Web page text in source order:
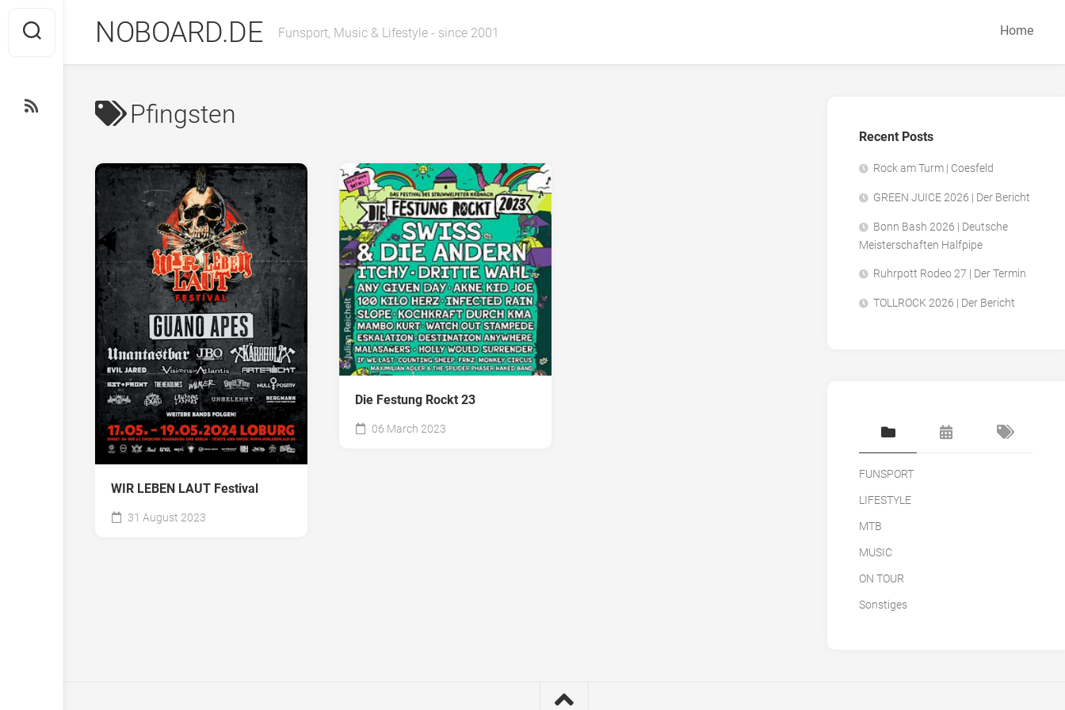
content
NOBOARD.DE Funsport, Music & Lifestyle - since 2001 Home
Pfingsten
WIR LEBEN LAUT Festival
31 August 2023
Die Festung Rockt 23
06 March 2023
Recent Posts
Rock am Turm | Coesfeld
GREEN JUICE 2026 | Der Bericht
Bonn Bash 2026 | Deutsche
Meisterschaften Halfpipe
Ruhrpott Rodeo 27 | Der Termin
TOLLROCK 2026 | Der Bericht
FUNSPORT
LIFESTYLE
MTB
MUSIC
ON TOUR
Sonstiges